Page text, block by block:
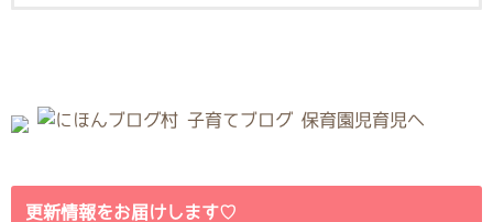
更新情報をお届けします♡